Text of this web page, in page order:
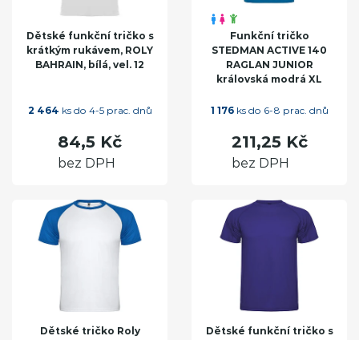
Dětské funkční tričko s
krátkým rukávem, ROLY
BAHRAIN, bílá, vel. 12
2 464 ks do 4-5 prac. dnů
84,5 Kč
bez DPH
Funkční tričko
STEDMAN ACTIVE 140
RAGLAN JUNIOR
královská modrá XL
1 176ks do 6-8 prac. dnů
211,25 Kč
bez DPH
Dětské tričko Roly
Dětské funkční tričko s